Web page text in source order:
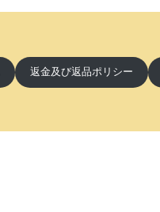
返金及び返品ポリシー